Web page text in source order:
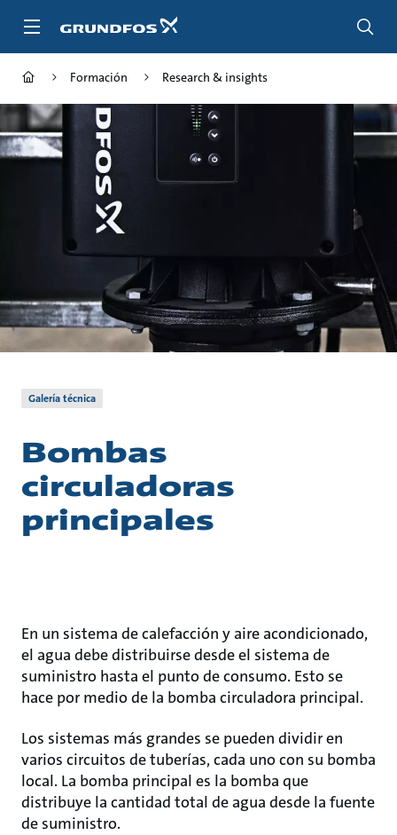
Formación Research & insights
Galería técnica
Bombas
circuladoras
principales
En un sistema de calefacción y aire acondicionado,
el agua debe distribuirse desde el sistema de
suministro hasta el punto de consumo. Esto se
hace por medio de la bomba circuladora principal.
Los sistemas más grandes se pueden dividir en
varios circuitos de tuberías, cada uno con su bomba
local. La bomba principal es la bomba que
distribuye la cantidad total de agua desde la fuente
de suministro.